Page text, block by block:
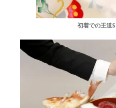
初着での王道